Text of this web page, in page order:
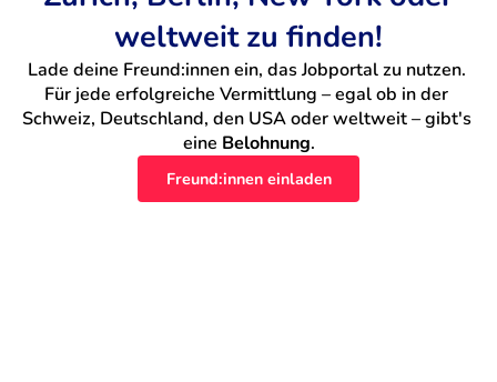
weltweit zu finden!
Lade deine Freund:innen ein, das Jobportal zu nutzen.
Für jede erfolgreiche Vermittlung – egal ob in der
Schweiz, Deutschland, den USA oder weltweit – gibt's
eine Belohnung.
Freund:innen einladen